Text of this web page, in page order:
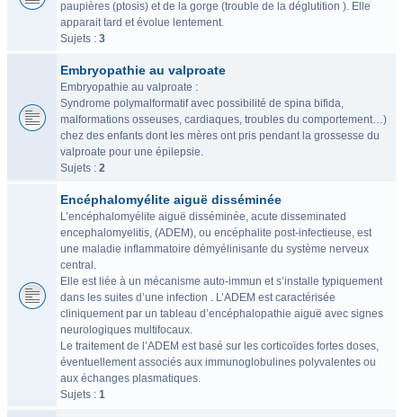
paupières (ptosis) et de la gorge (trouble de la déglutition ). Elle
apparait tard et évolue lentement.
Sujets : 3
Embryopathie au valproate
Embryopathie au valproate :
Syndrome polymalformatif avec possibilité de spina bifida,
malformations osseuses, cardiaques, troubles du comportement…)
chez des enfants dont les mères ont pris pendant la grossesse du
valproate pour une épilepsie.
Sujets : 2
Encéphalomyélite aiguë disséminée
L’encéphalomyélite aiguë disséminée, acute disseminated
encephalomyelitis, (ADEM), ou encéphalite post-infectieuse, est
une maladie inflammatoire démyélinisante du système nerveux
central.
Elle est liée à un mécanisme auto-immun et s’installe typiquement
dans les suites d’une infection . L’ADEM est caractérisée
cliniquement par un tableau d’encéphalopathie aiguë avec signes
neurologiques multifocaux.
Le traitement de l’ADEM est basé sur les corticoïdes fortes doses,
éventuellement associés aux immunoglobulines polyvalentes ou
aux échanges plasmatiques.
Sujets : 1